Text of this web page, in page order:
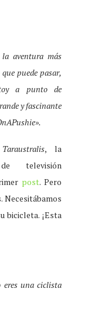
la aventura más
puede pasar,
a punto de
y fascinante
Taraustralis, la
televisión
post. Pero
Necesitábamos
bicicleta. ¡Esta
eres una ciclista